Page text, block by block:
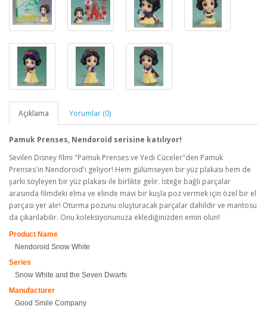
Açıklama Yorumlar (0)
Pamuk Prenses, Nendoroid serisine katılıyor!
Sevilen Disney filmi "Pamuk Prenses ve Yedi Cüceler"den Pamuk
Prenses'in Nendoroid'i geliyor! Hem gülümseyen bir yüz plakası hem de
şarkı söyleyen bir yüz plakası ile birlikte gelir. İsteğe bağlı parçalar
arasında filmdeki elma ve elinde mavi bir kuşla poz vermek için özel bir el
parçası yer alır! Oturma pozunu oluşturacak parçalar dahildir ve mantosu
da çıkarılabilir. Onu koleksiyonunuza eklediğinizden emin olun!
Product Name
Nendoroid Snow White
Series
Snow White and the Seven Dwarfs
Manufacturer
Good Smile Company